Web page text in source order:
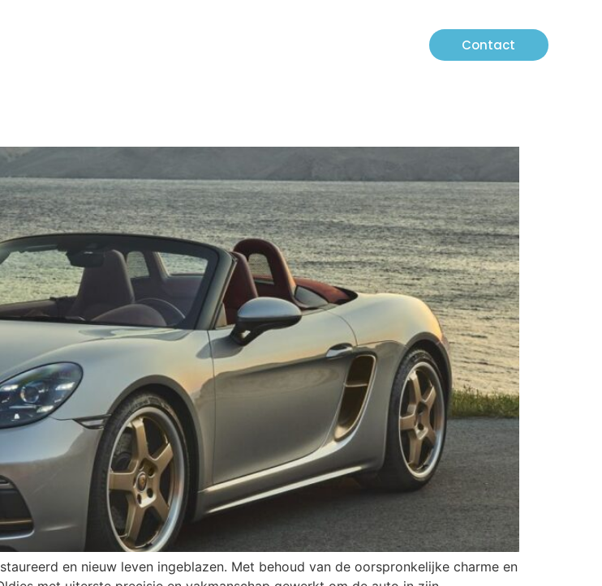
Contact
en nieuw leven ingeblazen. Met behoud van de oorspronkelijke charme en